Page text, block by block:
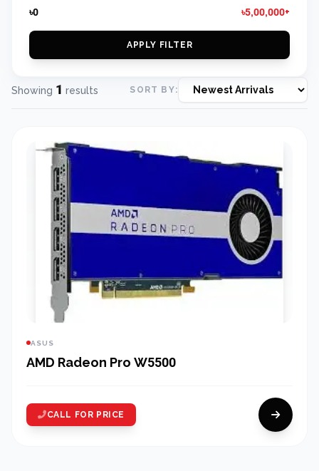
৳0 ৳5,00,000+
APPLY FILTER
Showing 1 results SORT BY:
ASUS
AMD Radeon Pro W5500
CALL FOR PRICE